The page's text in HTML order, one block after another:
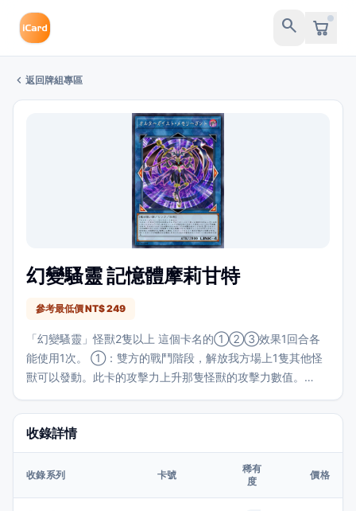
search
chevron_left 返回牌組專區
幻變騷靈 記憶體摩莉甘特
參考最低價 NT$ 249
「幻變騷靈」怪獸2隻以上 這個卡名的①②③效果1回合各
能使用1次。 ①：雙方的戰鬥階段，解放我方場上1隻其他怪
獸可以發動。此卡的攻擊力上升那隻怪獸的攻擊力數值。
壞。破壞的場合，此卡只有1次可以繼續攻擊。 ③：此卡被破
壞的場合，可以將我方墓地1隻怪獸除外作為代替。
收錄詳情
收錄系列 卡號
稀有
度
價格